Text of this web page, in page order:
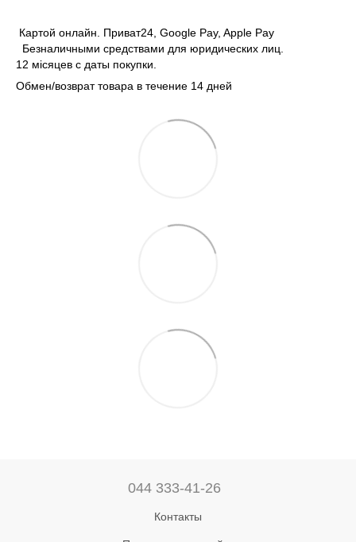
Картой онлайн. Приват24, Google Pay, Apple Pay
Безналичными средствами для юридических лиц.
12 місяцев с даты покупки.
Обмен/возврат товара в течение 14 дней
044 333-41-26
Контакты